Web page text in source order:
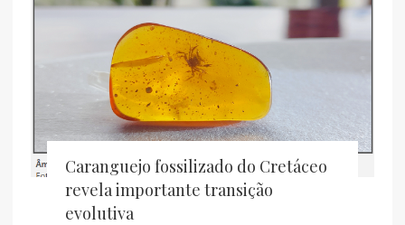
Caranguejo fossilizado do Cretáceo
revela importante transição
evolutiva